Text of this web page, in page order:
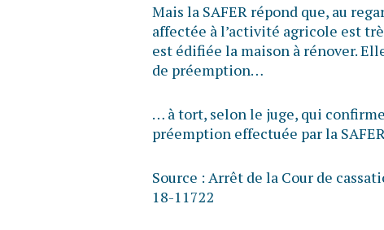
Mais la SAFER répond que, au
affectée à l’activité agricole est
est édifiée la maison à rénover.
de préemption…
… à tort, selon le juge, qui
préemption effectuée par la
Source : Arrêt de la Cour de
18-11722